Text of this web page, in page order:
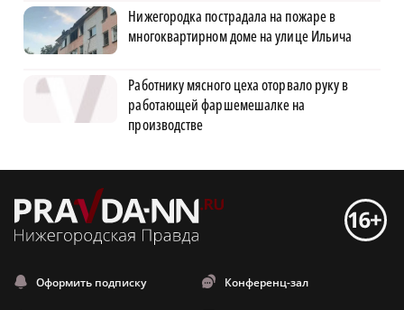
Нижегородка пострадала на пожаре в
многоквартирном доме на улице Ильича
Работнику мясного цеха оторвало руку в
работающей фаршемешалке на
производстве
Оформить подписку Конференц-зал